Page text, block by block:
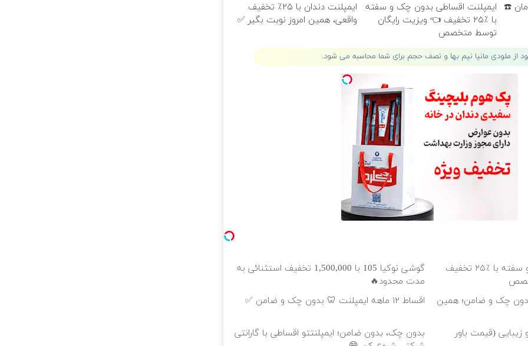
☎️
ایمپلنت اقساطی بدون چک و سفته
با ٪۲۵ تخفیف 👈 ویزیت رایگان
توسط متخصص
ایمپلنت دندان با ۲۵٪ تخفیف
واقعی، همین امروز نوبت بگیر ✅
از ملودی مانیا نیم بها و نصف حجم برای شما محاسبه می شود.
ایمپلنت اقساطی بدون چک و سفته با ٪۲۵ تخفیف
گوشی نوکیا 105 با 1,500,000 تخفیف استثنائی به
مدت محدود🔥
🦷 بدون چک و ضامن؛ همین
اقساط ۱۲ ماهه ایمپلنت 🦷 بدون چک و ضامن ✅
زیبایی (قیمت باور
بدون چک، بدون ضامن؛ ایمپلنتتو اقساطی با گارانتی